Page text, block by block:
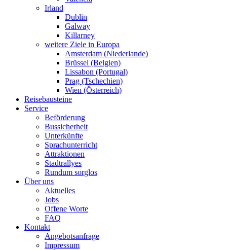
Irland
Dublin
Galway
Killarney
weitere Ziele in Europa
Amsterdam (Niederlande)
Brüssel (Belgien)
Lissabon (Portugal)
Prag (Tschechien)
Wien (Österreich)
Reisebausteine
Service
Beförderung
Bussicherheit
Unterkünfte
Sprachunterricht
Attraktionen
Stadtrallyes
Rundum sorglos
Über uns
Aktuelles
Jobs
Offene Worte
FAQ
Kontakt
Angebotsanfrage
Impressum